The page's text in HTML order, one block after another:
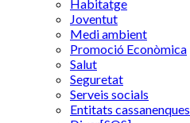
Habitatge
Joventut
Medi ambient
Promoció Econòmica
Salut
Seguretat
Serveis socials
Entitats cassanenques